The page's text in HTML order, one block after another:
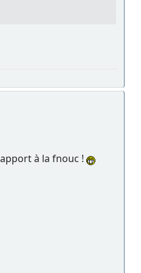
à la fnouc !